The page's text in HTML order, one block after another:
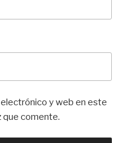
y web en este
que comente.